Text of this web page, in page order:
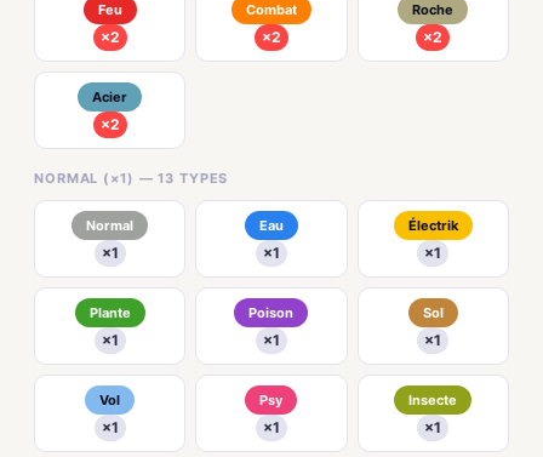
Feu
×2
Combat
×2
Roche
×2
Acier
×2
NORMAL (×1) — 13 TYPES
Normal
×1
Eau
×1
Électrik
×1
Plante
×1
Poison
×1
Sol
×1
Vol
×1
Psy
×1
Insecte
×1